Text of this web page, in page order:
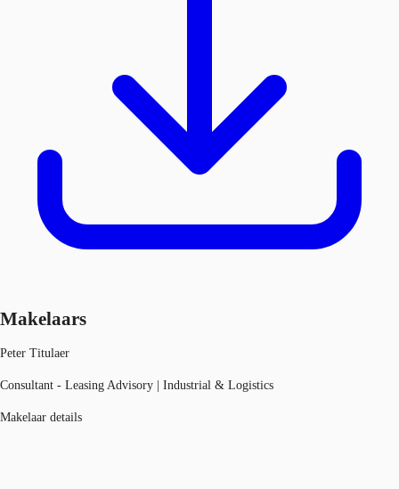
Makelaars
Peter Titulaer
Consultant - Leasing Advisory | Industrial & Logistics
Makelaar details